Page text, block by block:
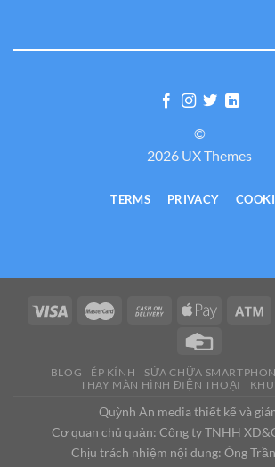
©
2026 UX Themes
TERMS PRIVACY
BLOG ÉP KÍNH SỬA CHỮA
THAY MÀN HÌNH ĐIỆN THOẠI
Quỳnh An media thiết kế và
Cơ quan chủ quản: Công ty TNHH
Chịu trách nhiệm nội dung: Ông